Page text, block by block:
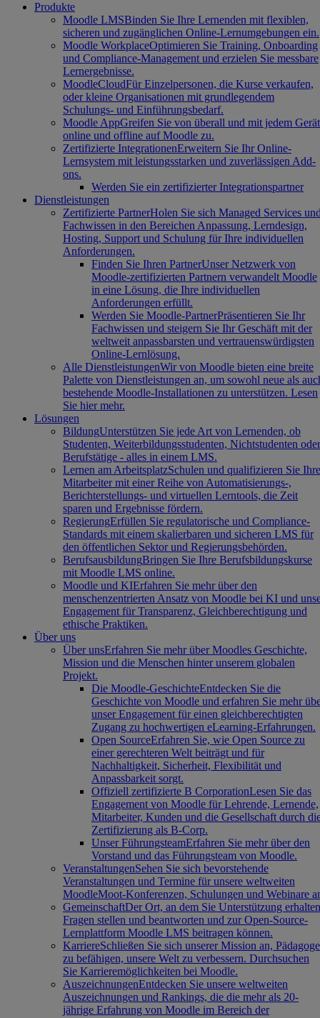
Produkte
Moodle LMSBinden Sie Ihre Lernenden mit flexiblen,
sicheren und zugänglichen Online-Lernumgebungen ein.
Moodle WorkplaceOptimieren Sie Training, Onboarding
und Compliance-Management und erzielen Sie messbare
Lernergebnisse.
MoodleCloudFür Einzelpersonen, die Kurse verkaufen,
oder kleine Organisationen mit grundlegendem
Schulungs- und Einführungsbedarf.
Moodle AppGreifen Sie von überall und mit jedem Gerät
online und offline auf Moodle zu.
Zertifizierte IntegrationenErweitern Sie Ihr Online-
Lernsystem mit leistungsstarken und zuverlässigen Add-
ons.
Werden Sie ein zertifizierter Integrationspartner
Dienstleistungen
Zertifizierte PartnerHolen Sie sich Managed Services
Fachwissen in den Bereichen Anpassung, Lerndesign,
Hosting, Support und Schulung für Ihre individuellen
Anforderungen.
Finden Sie Ihren PartnerUnser Netzwerk von
Moodle-zertifizierten Partnern verwandelt Moodle
in eine Lösung, die Ihre individuellen
Anforderungen erfüllt.
Werden Sie Moodle-PartnerPräsentieren Sie Ihr
Fachwissen und steigern Sie Ihr Geschäft mit der
weltweit anpassbarsten und vertrauenswürdigsten
Online-Lernlösung.
Alle DienstleistungenWir von Moodle bieten eine breite
Palette von Dienstleistungen an, um sowohl neue als
bestehende Moodle-Installationen zu unterstützen. Lesen
Sie hier mehr.
Lösungen
BildungUnterstützen Sie jede Art von Lernenden, ob
Studenten, Weiterbildungsstudenten, Nichtstudenten oder
Berufstätige - alles in einem LMS.
Lernen am ArbeitsplatzSchulen und qualifizieren Sie Ihre
Mitarbeiter mit einer Reihe von Automatisierungs-,
Berichterstellungs- und virtuellen Lerntools, die Zeit
sparen und Ergebnisse fördern.
RegierungErfüllen Sie regulatorische und Compliance-
Standards mit einem skalierbaren und sicheren LMS für
den öffentlichen Sektor und Regierungsbehörden.
BerufsausbildungBringen Sie Ihre Berufsbildungskurse
mit Moodle LMS online.
Moodle und KIErfahren Sie mehr über den
menschenzentrierten Ansatz von Moodle bei KI und
Engagement für Transparenz, Gleichberechtigung und
ethische Praktiken.
Über uns
Über unsErfahren Sie mehr über Moodles Geschichte,
Mission und die Menschen hinter unserem globalen
Projekt.
Die Moodle-GeschichteEntdecken Sie die
Geschichte von Moodle und erfahren Sie mehr
unser Engagement für einen gleichberechtigten
Zugang zu hochwertigen eLearning-Erfahrungen.
Open SourceErfahren Sie, wie Open Source zu
einer gerechteren Welt beiträgt und für
Nachhaltigkeit, Sicherheit, Flexibilität und
Anpassbarkeit sorgt.
Offiziell zertifizierte B CorporationLesen Sie das
Engagement von Moodle für Lehrende, Lernende,
Mitarbeiter, Kunden und die Gesellschaft durch
Zertifizierung als B-Corp.
Unser FührungsteamErfahren Sie mehr über den
Vorstand und das Führungsteam von Moodle.
VeranstaltungenSehen Sie sich bevorstehende
Veranstaltungen und Termine für unsere weltweiten
MoodleMoot-Konferenzen, Schulungen und Webinare
GemeinschaftDer Ort, an dem Sie Unterstützung
Fragen stellen und beantworten und zur Open-Source-
Lernplattform Moodle LMS beitragen können.
KarriereSchließen Sie sich unserer Mission an,
zu befähigen, unsere Welt zu verbessern. Durchsuchen
Sie Karrieremöglichkeiten bei Moodle.
AuszeichnungenEntdecken Sie unsere weltweiten
Auszeichnungen und Rankings, die die mehr als 20-
jährige Erfahrung von Moodle im Bereich der